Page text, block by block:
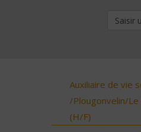
Auxiliaire de vie
/Plougonvelin/Le
(H/F)